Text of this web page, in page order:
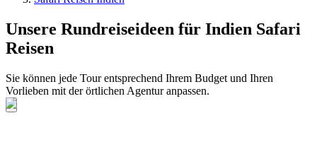
Unsere Rundreiseideen für Indien Safari
Reisen
Sie können jede Tour entsprechend Ihrem Budget und Ihren
Vorlieben mit der örtlichen Agentur anpassen.